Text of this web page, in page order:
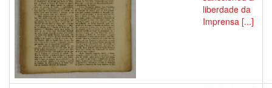
liberdade da
Imprensa [...]